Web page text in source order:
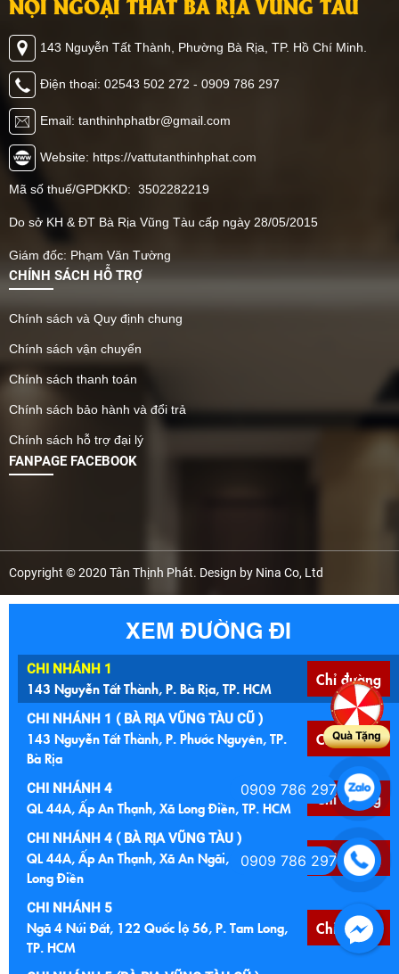
143 Nguyễn Tất Thành, Phường Bà Rịa, TP. Hồ Chí Minh.
Điện thoại: 02543 502 272 - 0909 786 297
Email: tanthinhphatbr@gmail.com
Website: https://vattutanthinhphat.com
Mã số thuế/GPDKKD: 3502282219
Do sở KH & ĐT Bà Rịa Vũng Tàu cấp ngày 28/05/2015
Giám đốc: Phạm Văn Tường
CHÍNH SÁCH HỖ TRỢ
Chính sách và Quy định chung
Chính sách vận chuyển
Chính sách thanh toán
Chính sách bảo hành và đổi trả
Chính sách hỗ trợ đại lý
FANPAGE FACEBOOK
Copyright © 2020 Tân Thịnh Phát. Design by Nina Co, Ltd
XEM ĐƯỜNG ĐI
CHI NHÁNH 1
143 Nguyễn Tất Thành, P. Bà Rịa, TP. HCM Chỉ đường
CHI NHÁNH 1 ( BÀ RỊA VŨNG TÀU CŨ )
143 Nguyễn Tất Thành, P. Phước Nguyên, TP.
Bà Rịa
Chỉ đường
CHI NHÁNH 4
QL 44A, Ấp An Thạnh, Xã Long Điền, TP. HCM Chỉ đường
CHI NHÁNH 4 ( BÀ RỊA VŨNG TÀU )
QL 44A, Ấp An Thạnh, Xã An Ngãi, Huyện
Long Điền
Chỉ đường
CHI NHÁNH 5
Ngã 4 Núi Đất, 122 Quốc lộ 56, P. Tam Long,
TP. HCM
Chỉ đường
Quà Tặng
0909 786 297
0909 786 297